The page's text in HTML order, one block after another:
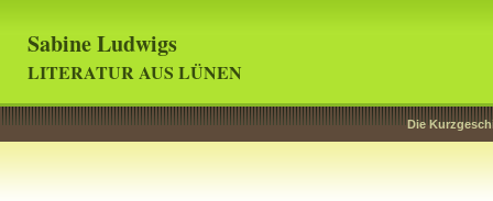
Sabine Ludwigs
LITERATUR AUS LÜNEN
Die